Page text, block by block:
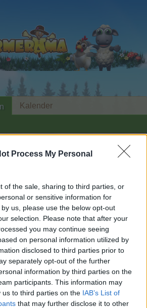
Process My Personal
of the sale, sharing to third parties, or
or sensitive information for
us, please use the below opt-out
selection. Please note that after your
you may continue seeing
on personal information utilized by
disclosed to third parties prior to
separately opt-out of the further
information by third parties on the
participants. This information may
us to third parties on the IAB’s List of
that may further disclose it to other
Baracke (Tabellen, Analysen und Smalltalk) III
der Beitrag #2620
in,
Forum aktiv an den
oder eigene Themen
Du Dich bitte zunächst
Falls Du noch keinen
bitte registriere Dich neu.
Deinen nächsten Besuch in
Spiel“
Kalender